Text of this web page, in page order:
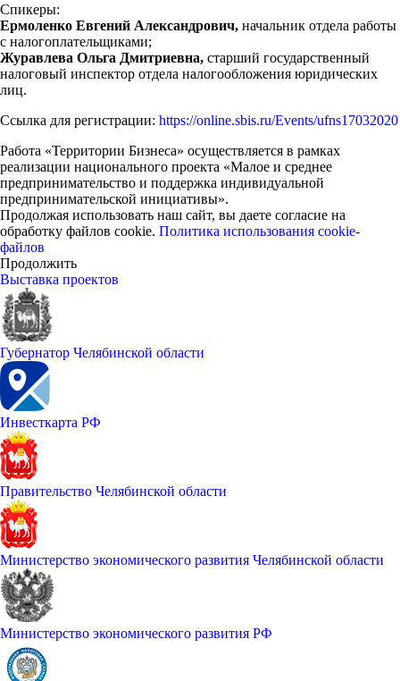
Спикеры:
Ермоленко Евгений Александрович, начальник отдела работы
с налогоплательщиками;
Журавлева Ольга Дмитриевна, старший государственный
налоговый инспектор отдела налогообложения юридических
лиц.
Ссылка для регистрации: https://online.sbis.ru/Events/ufns17032020
Работа «Территории Бизнеса» осуществляется в рамках
реализации национального проекта «Малое и среднее
предпринимательство и поддержка индивидуальной
предпринимательской инициативы».
Продолжая использовать наш сайт, вы даете согласие на
обработку файлов cookie. Политика использования cookie-
файлов
Продолжить
Выставка проектов
Губернатор Челябинской области
Инвесткарта РФ
Правительство Челябинской области
Министерство экономического развития Челябинской области
Министерство экономического развития РФ